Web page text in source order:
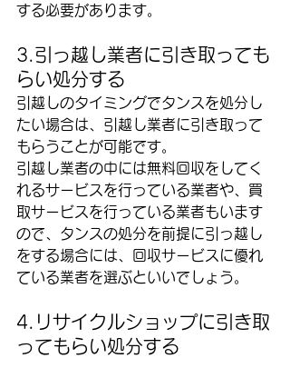
する必要があります。
3.引っ越し業者に引き取っても
らい処分する
引越しのタイミングでタンスを処分し
たい場合は、引越し業者に引き取って
もらうことが可能です。
引越し業者の中には無料回収をしてく
れるサービスを行っている業者や、買
取サービスを行っている業者もいます
ので、タンスの処分を前提に引っ越し
をする場合には、回収サービスに優れ
ている業者を選ぶといいでしょう。
4.リサイクルショップに引き取
ってもらい処分する